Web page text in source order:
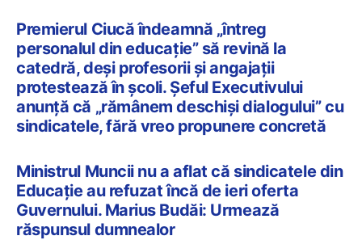
Premierul Ciucă îndeamnă „întreg
personalul din educație” să revină la
catedră, deși profesorii și angajații
protestează în școli. Șeful Executivului
anunță că „rămânem deschiși dialogului” cu
sindicatele, fără vreo propunere concretă
Ministrul Muncii nu a aflat că sindicatele din
Educație au refuzat încă de ieri oferta
Guvernului. Marius Budăi: Urmează
răspunsul dumnealor